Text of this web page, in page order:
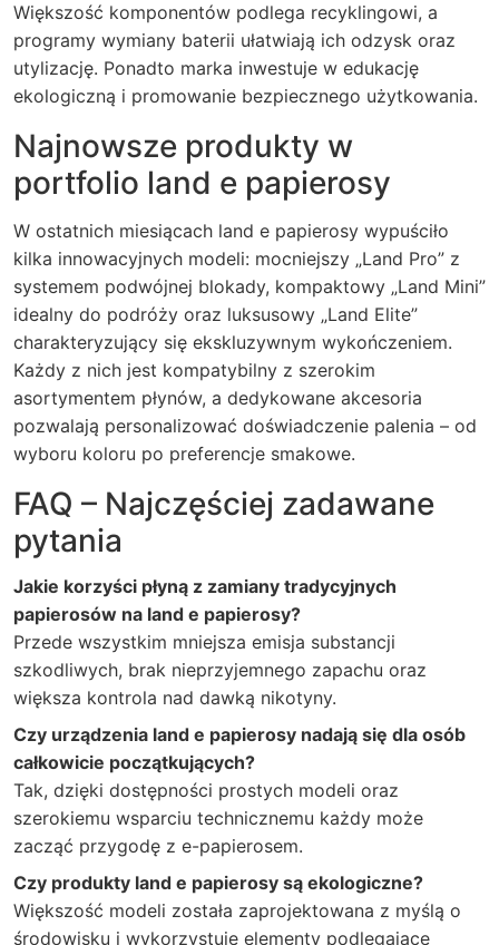
Większość komponentów podlega recyklingowi, a
programy wymiany baterii ułatwiają ich odzysk oraz
utylizację. Ponadto marka inwestuje w edukację
ekologiczną i promowanie bezpiecznego użytkowania.
Najnowsze produkty w
portfolio land e papierosy
W ostatnich miesiącach land e papierosy wypuściło
kilka innowacyjnych modeli: mocniejszy „Land Pro” z
systemem podwójnej blokady, kompaktowy „Land Mini”
idealny do podróży oraz luksusowy „Land Elite”
charakteryzujący się ekskluzywnym wykończeniem.
Każdy z nich jest kompatybilny z szerokim
asortymentem płynów, a dedykowane akcesoria
pozwalają personalizować doświadczenie palenia – od
wyboru koloru po preferencje smakowe.
FAQ – Najczęściej zadawane
pytania
Jakie korzyści płyną z zamiany tradycyjnych
papierosów na land e papierosy?
Przede wszystkim mniejsza emisja substancji
szkodliwych, brak nieprzyjemnego zapachu oraz
większa kontrola nad dawką nikotyny.
Czy urządzenia land e papierosy nadają się dla osób
całkowicie początkujących?
Tak, dzięki dostępności prostych modeli oraz
szerokiemu wsparciu technicznemu każdy może
zacząć przygodę z e-papierosem.
Czy produkty land e papierosy są ekologiczne?
Większość modeli została zaprojektowana z myślą o
środowisku i wykorzystuje elementy podlegające